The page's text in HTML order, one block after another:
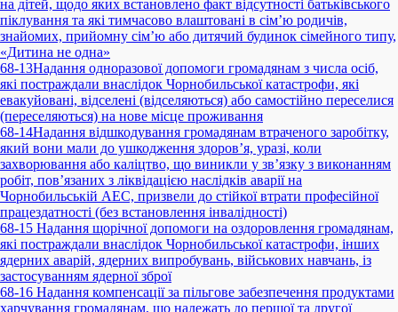
на дітей, щодо яких встановлено факт відсутності батьківського
піклування та які тимчасово влаштовані в сім’ю родичів,
знайомих, прийомну сім’ю або дитячий будинок сімейного типу,
«Дитина не одна»
68-13Надання одноразової допомоги громадянам з числа осіб,
які постраждали внаслідок Чорнобильської катастрофи, які
евакуйовані, відселені (відселяються) або самостійно переселися
(переселяються) на нове місце проживання
68-14Надання відшкодування громадянам втраченого заробітку,
який вони мали до ушкодження здоров’я, уразі, коли
захворювання або каліцтво, що виникли у зв’язку з виконанням
робіт, пов’язаних з ліквідацією наслідків аварії на
Чорнобильській АЕС, призвели до стійкої втрати професійної
працездатності (без встановлення інвалідності)
68-15 Надання щорічної допомоги на оздоровлення громадянам,
які постраждали внаслідок Чорнобильської катастрофи, інших
ядерних аварій, ядерних випробувань, військових навчань, із
застосуванням ядерної зброї
68-16 Надання компенсації за пільгове забезпечення продуктами
харчування громадянам, що належать до першої та другої